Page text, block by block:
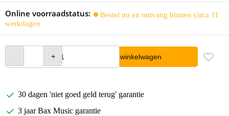
Online voorraadstatus:
Bestel nu en ontvang binnen circa 11
werkdagen
In winkelwagen
30 dagen 'niet goed geld terug' garantie
3 jaar Bax Music garantie